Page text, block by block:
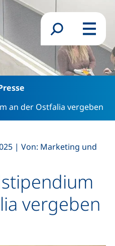
Direkt zum Inhalt
Suchformular
Menü
an der Ostfalia vergeben
vergeben
| Von: Marketing und